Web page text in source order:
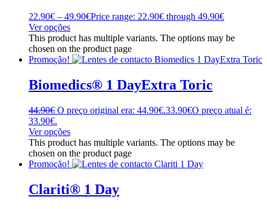
22.90€ – 49.90€Price range: 22.90€ through 49.90€
Ver opções
This product has multiple variants. The options may be
chosen on the product page
Promoção!
Biomedics® 1 DayExtra Toric
44.90€ O preço original era: 44.90€.33.90€O preço atual é:
33.90€.
Ver opções
This product has multiple variants. The options may be
chosen on the product page
Promoção!
Clariti® 1 Day